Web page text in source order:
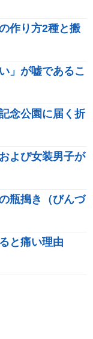
作り方2種と搬
」が嘘であるこ
念公園に届く折
よび女装男子が
瓶搗き（びんづ
と痛い理由